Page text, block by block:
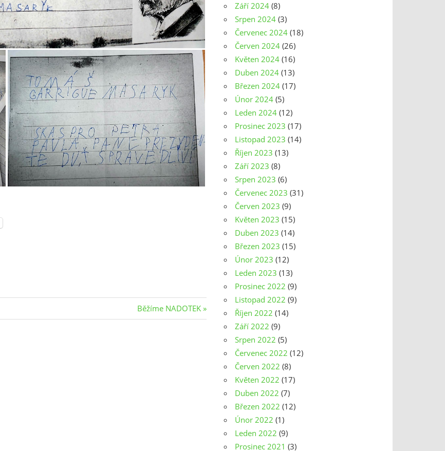
Next
Post:
Běžíme NADOTEK
Září 2024 (8)
Srpen 2024 (3)
Červenec 2024 (18)
Červen 2024 (26)
Květen 2024 (16)
Duben 2024 (13)
Březen 2024 (17)
Únor 2024 (5)
Leden 2024 (12)
Prosinec 2023 (17)
Listopad 2023 (14)
Říjen 2023 (13)
Září 2023 (8)
Srpen 2023 (6)
Červenec 2023 (31)
Červen 2023 (9)
Květen 2023 (15)
Duben 2023 (14)
Březen 2023 (15)
Únor 2023 (12)
Leden 2023 (13)
Prosinec 2022 (9)
Listopad 2022 (9)
Říjen 2022 (14)
Září 2022 (9)
Srpen 2022 (5)
Červenec 2022 (12)
Červen 2022 (8)
Květen 2022 (17)
Duben 2022 (7)
Březen 2022 (12)
Únor 2022 (1)
Leden 2022 (9)
Prosinec 2021 (3)